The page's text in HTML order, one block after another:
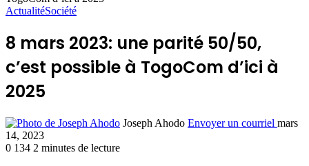
ActualitéSociété
8 mars 2023: une parité 50/50,
c’est possible à TogoCom d’ici à
2025
Joseph Ahodo Envoyer un courriel mars
14, 2023
0 134 2 minutes de lecture